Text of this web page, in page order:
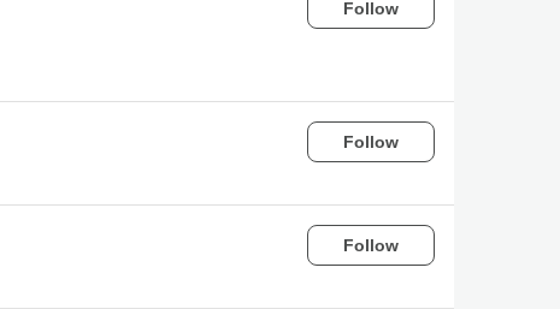
Follow
Follow
Follow